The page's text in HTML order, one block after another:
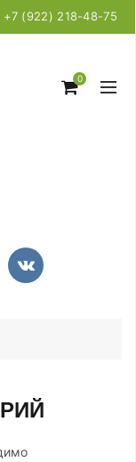
(922) 218-48-75
0